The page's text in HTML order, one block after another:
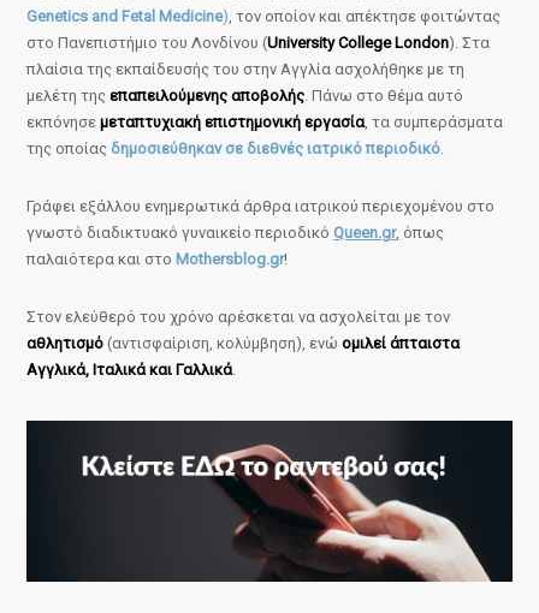
Genetics and Fetal Medicine), τον οποίον και απέκτησε φοιτώντας
στο Πανεπιστήμιο του Λονδίνου (University College London). Στα
πλαίσια της εκπαίδευσής του στην Αγγλία ασχολήθηκε με τη
μελέτη τηςεπαπειλούμενης αποβολής. Πάνω στο θέμα αυτό
εκπόνησεμεταπτυχιακή επιστημονική εργασία, τα συμπεράσματα
της οποίας δημοσιεύθηκαν σε διεθνές ιατρικό περιοδικό.
Γράφει εξάλλου ενημερωτικά άρθρα ιατρικού περιεχομένου στο
γνωστό διαδικτυακό γυναικείο περιοδικόQueen.gr, όπως
παλαιότερα και στο Mothersblog.gr!
Στον ελεύθερό του χρόνο αρέσκεται να ασχολείται με τον
αθλητισμό (αντισφαίριση, κολύμβηση), ενώομιλεί άπταιστα
Αγγλικά, Ιταλικά και Γαλλικά.